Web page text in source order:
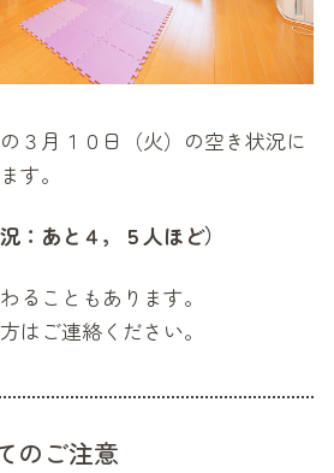
３月１０日（火）の空き状況に
す。
：あと４，５人ほど）
ることもあります。
はご連絡ください。
のご注意